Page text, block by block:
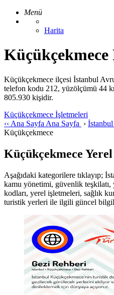
Menü
Harita
Küçükçekmece
Küçükçekmece ilçesi İstanbul
telefon kodu 212, yüzölçümü 44
805.930 kişidir.
Küçükçekmece İşletmeleri
‹‹ Ana Sayfa Ana Sayfa › İstanbul
Küçükçekmece
Küçükçekmece
Aşağıdaki kategorilere tıklayıp;
kamu yönetimi, güvenlik teşkilatı,
kodları, yerel işletmeleri, sağlık
turistik yerleri ile ilgili güncel